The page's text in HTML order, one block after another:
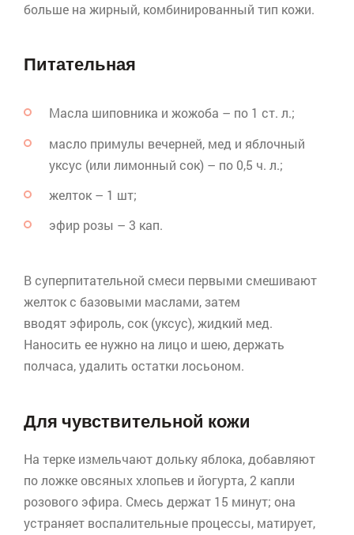
больше на жирный, комбинированный тип кожи.
Питательная
Масла шиповника и жожоба – по 1 ст. л.;
масло примулы вечерней, мед и яблочный
уксус (или лимонный сок) – по 0,5 ч. л.;
желток – 1 шт;
эфир розы – 3 кап.
Всуперпитательной смеси первыми смешивают
желток с базовыми маслами, затем
вводят эфироль, сок (уксус), жидкий мед.
Наносить ее нужно на лицо и шею, держать
полчаса, удалить остатки лосьоном.
Для чувствительной кожи
На терке измельчают дольку яблока, добавляют
по ложке овсяных хлопьев и йогурта, 2 капли
розового эфира. Смесь держат 15 минут; она
устраняет воспалительные процессы, матирует,